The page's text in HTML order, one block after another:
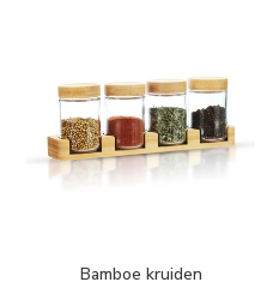
Bamboe kruiden